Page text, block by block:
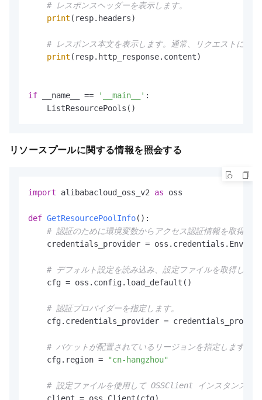
# レスポンスヘッダーを表示します。
print (resp.headers)
# レスポンス本文を表示します。通常、リクエストによ
print (resp.http_response.content)
if __name__ == '__main__' :
リソースプールに関する情報を照会する
import alibabacloud_oss_v2 as oss
def GetResourcePoolInfo():
# 認証のために環境変数からアクセス認証情報を取得し
credentials_provider =
# デフォルト設定を読み込み、設定ファイルを取得しま
    cfg = oss.config.load_default()
# 認証プロバイダーを指定します。
cfg.credentials_provider =
# バケットが配置されているリージョンを指定します
    cfg.region =
"cn-hangzhou"
# 設定ファイルを使用して OSSClient インスタンスを
    client = oss.Client(cfg)